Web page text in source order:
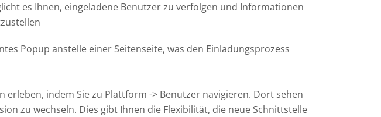
es Ihnen, eingeladene Benutzer zu verfolgen und Informationen
Popup anstelle einer Seitenseite, was den Einladungsprozess
erleben, indem Sie zu Plattform -> Benutzer navigieren. Dort sehen
zu wechseln. Dies gibt Ihnen die Flexibilität, die neue Schnittstelle